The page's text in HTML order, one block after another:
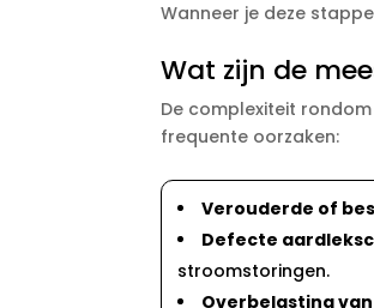
Wanneer je deze
Wat zijn de
De complexiteit
frequente oorzaken:
Verouderde of
Defecte
stroomstoringen.​
Overbelasting